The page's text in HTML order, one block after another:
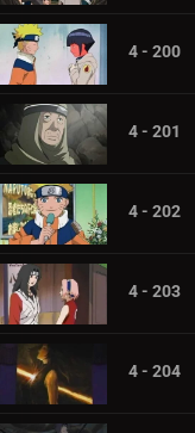
4 - 200
4 - 201
4 - 202
4 - 203
4 - 204